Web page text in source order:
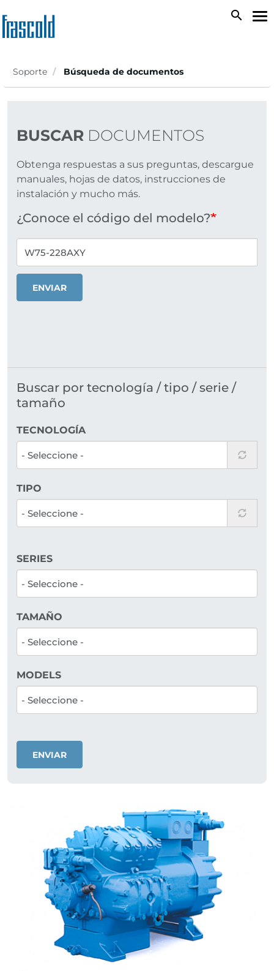
to
main
search
Soporte Búsqueda de documentos
BUSCAR DOCUMENTOS
Obtenga respuestas a sus preguntas, descargue
manuales, hojas de datos, instrucciones de
instalación y mucho más.
¿Conoce el código del modelo?
ENVIAR
Buscar por tecnología / tipo / serie /
tamaño
TECNOLOGÍA
TIPO
SERIES
TAMAÑO
MODELS
ENVIAR